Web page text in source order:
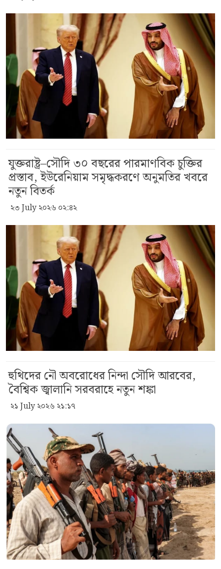
যুক্তরাষ্ট্র–সৌদি ৩০ বছরের পারমাণবিক চুক্তির
প্রস্তাব, ইউরেনিয়াম সমৃদ্ধকরণে অনুমতির খবরে
নতুন বিতর্ক
২৩ July ২০২৬ ০২:৪২
হুথিদের নৌ অবরোধের নিন্দা সৌদি আরবের,
বৈশ্বিক জ্বালানি সরবরাহে নতুন শঙ্কা
২১ July ২০২৬ ২১:১৭